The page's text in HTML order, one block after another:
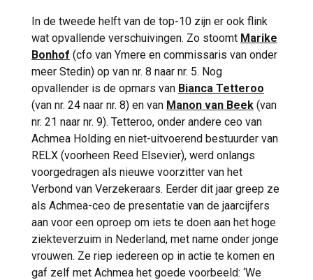
snel op veranderingen in te kunnen spelen.
Inhoudelijk sterk zijn staat ook hoog op het
lijstje. En verder empathie, risicogerichtheid,
scenario-gedrevenheid, onafhankelijkheid,
en het vermogen om rust, richting,
vertrouwen, wijsheid en optimisme te bieden
in een snel veranderende wereld.’ Het zijn
precies deze kwalificaties die Van Dongen
de nummer 1-positie in deze lijst opleveren.
onze eigen organisatie is het mij opgevallen
hoe vooral jonge vrouwen me laten weten
dat ze het heel inspirerend vinden dat ik –
als vrouw met drie tienerdochters – nu op
deze plek zit. Ik geloof heel erg in de kracht
van rolmodellen en ik drink zowel binnen als
buiten de organisatie regelmatig kopjes
koffie met vooral vrouwen, om hen een
duwtje in de rug te geven.’
Op LinkedIn deed ze er nog een
enthousiaste oproep bovenop: ‘Ik zou jonge
mensen – en zeker jonge vrouwen – die een
functie in een rvc of een rvt willen vervullen,
echt een hart onder de riem willen steken.
Begin er gewoon aan, en neem de tijd om te
luisteren en wijzer te worden.’
In de tweede helft van de top-10 zijn er ook flink
wat opvallende verschuivingen. Zo stoomt Marike
Bonhof (cfo van Ymere en commissaris van onder
meer Stedin) op van nr. 8 naar nr. 5. Nog
opvallender is de opmars van Bianca Tetteroo
(van nr. 24 naar nr. 8) en van Manon van Beek (van
nr. 21 naar nr. 9). Tetteroo, onder andere ceo van
Achmea Holding en niet-uitvoerend bestuurder van
RELX (voorheen Reed Elsevier), werd onlangs
voorgedragen als nieuwe voorzitter van het
Verbond van Verzekeraars. Eerder dit jaar greep ze
als Achmea-ceo de presentatie van de jaarcijfers
aan voor een oproep om iets te doen aan het hoge
ziekteverzuim in Nederland, met name onder jonge
vrouwen. Ze riep iedereen op in actie te komen en
gaf zelf met Achmea het goede voorbeeld: ‘We